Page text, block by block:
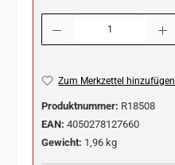
Produkt Anzahl: Gib den
Zum Merkzettel hinzufügen
Produktnummer: R18508
EAN: 4050278127660
Gewicht: 1,96 kg